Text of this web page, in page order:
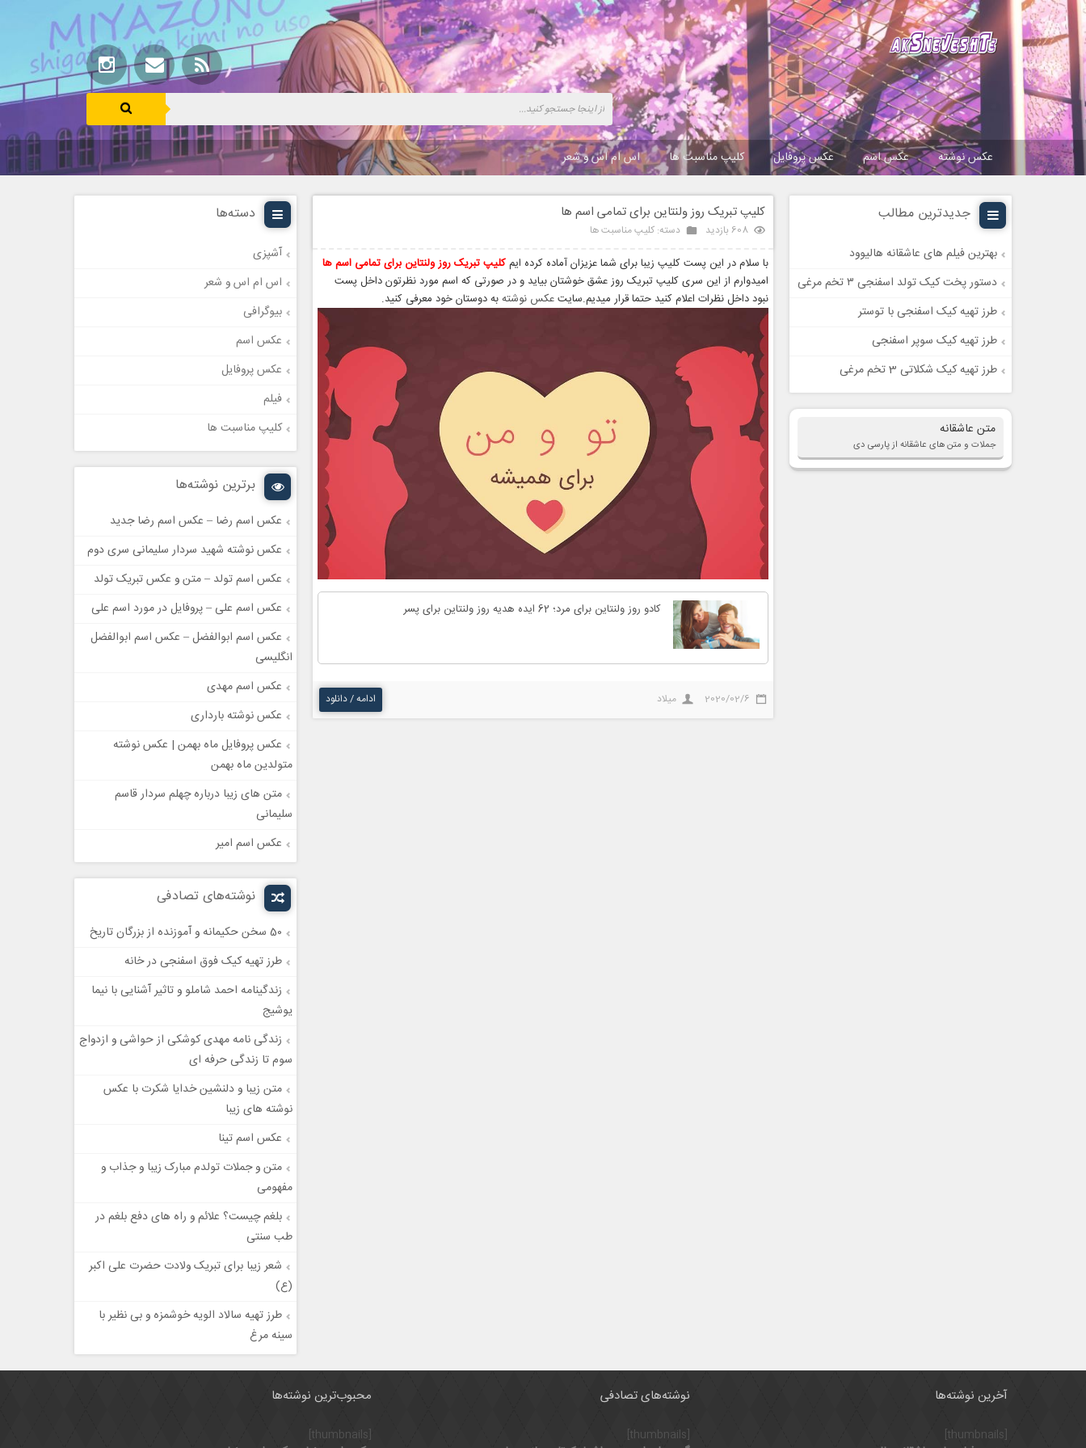
عکس نوشته عکس اسم عکس پروفایل کلیپ مناسبت ها اس ام اس و شعر
جدیدترین مطالب
بهترین فیلم های عاشقانه هالیوود
دستور پخت کیک تولد اسفنجی ۳ تخم مرغی
طرز تهیه کیک اسفنجی با توستر
طرز تهیه کیک سوپر اسفنجی
طرز تهیه کیک شکلاتی 3 تخم مرغی
متن عاشقانه
جملات و متن های عاشقانه از پارسی دی
کلیپ تبریک روز ولنتاین برای تمامی اسم ها
608 بازدید دسته: کلیپ مناسبت ها
با سلام در این پست کلیپ زیبا برای شما عزیزان آماده کرده ایم کلیپ تبریک روز ولنتاین برای تمامی اسم ها
امیدوارم از این سری کلیپ تبریک روز عشق خوشتان بیاید و در صورتی که اسم مورد نظرتون داخل پست
نبود داخل نظرات اعلام کنید حتما قرار میدیم.سایت عکس نوشته به دوستان خود معرفی کنید.
کادو روز ولنتاین برای مرد؛ 62 ایده هدیه روز ولنتاین برای پسر
2020/02/6 میلاد ادامه / دانلود
دسته‌ها
آشپزی
اس ام اس و شعر
بیوگرافی
عکس اسم
عکس پروفایل
فیلم
کلیپ مناسبت ها
برترین نوشته‌ها
عکس اسم رضا – عکس اسم رضا جدید
عکس نوشته شهید سردار سلیمانی سری دوم
عکس اسم تولد – متن و عکس تبریک تولد
عکس اسم علی – پروفایل در مورد اسم علی
عکس اسم ابوالفضل – عکس اسم ابوالفضل
انگلیسی
عکس اسم مهدی
عکس نوشته بارداری
عکس پروفایل ماه بهمن | عکس نوشته
متولدین ماه بهمن
متن های زیبا درباره چهلم سردار قاسم
سلیمانی
عکس اسم امیر
نوشته‌های تصادفی
50 سخن حکیمانه و آموزنده از بزرگان تاریخ
طرز تهیه کیک فوق اسفنجی در خانه
زندگینامه احمد شاملو و تاثیر آشنایی با نیما
یوشیج
زندگی نامه مهدی کوشکی از حواشی و ازدواج
سوم تا زندگی حرفه ای
متن زیبا و دلنشین خدایا شکرت با عکس
نوشته های زیبا
عکس اسم تینا
متن و جملات تولدم مبارک زیبا و جذاب و
مفهومی
بلغم چیست؟ علائم و راه های دفع بلغم در
طب سنتی
شعر زیبا برای تبریک ولادت حضرت علی‌ اکبر
(ع)
طرز تهیه سالاد الویه خوشمزه و بی نظیر با
سینه مرغ
آخرین نوشته‌ها نوشته‌های تصادفی
[thumbnails]
محبوب‌ترین نوشته‌ها
[thumbnails]